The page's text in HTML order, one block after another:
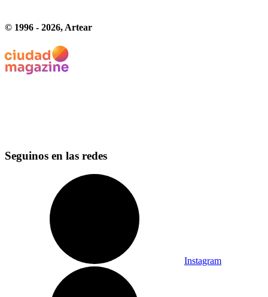
© 1996 - 2026, Artear
Seguinos en las redes
Instagram